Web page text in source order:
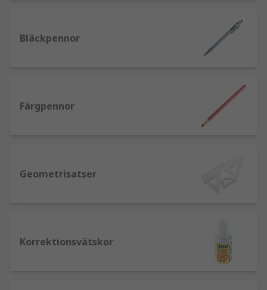
Vi erbjuder många olika produktlinjer för rit-,
inkluderar:Specialpennor och pennsetMarkörer
överstrykningspennoKorrekturvätskajusterbara
Vad skulle du använda olika typer av skriv-
vaxpennor eller china graphs. De är en
specialiserad typ av markör som används för att
Bläckpennor
Färgpennor
Geometrisatser
Korrektionsvätskor